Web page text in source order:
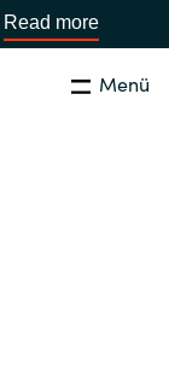
Read more
Menü
Schließen